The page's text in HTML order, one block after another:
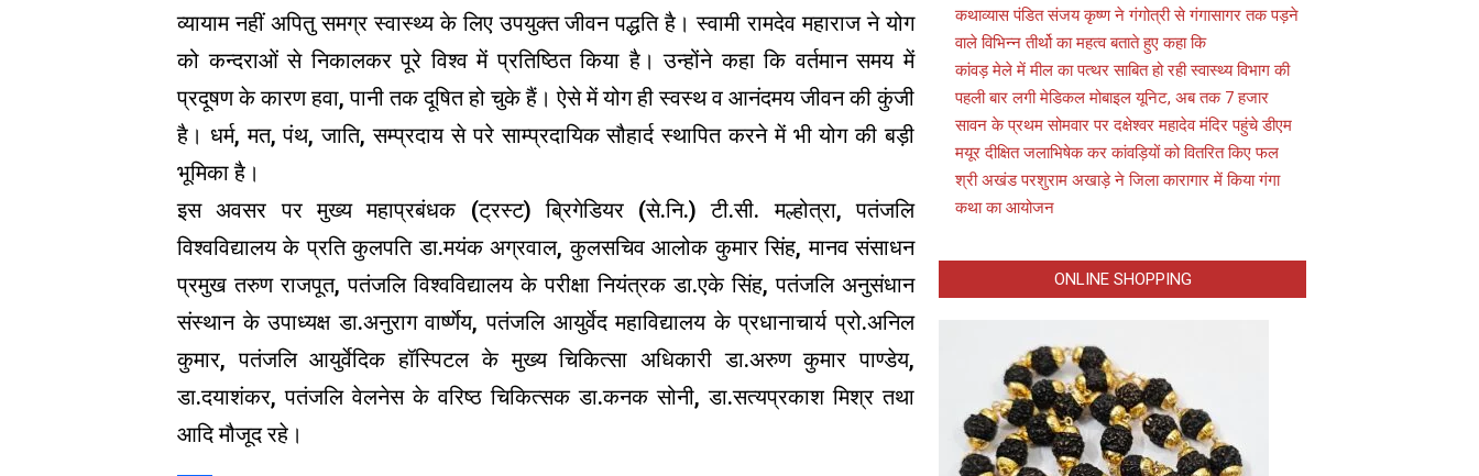
व्यायाम नहीं अपितु समग्र स्वास्थ्य के लिए उपयुक्त जीवन पद्धति है। स्वामी रामदेव महाराज ने योग
को कन्दराओं से निकालकर पूरे विश्व में प्रतिष्ठित किया है। उन्होंने कहा कि वर्तमान समय में
प्रदूषण के कारण हवा, पानी तक दूषित हो चुके हैं। ऐसे में योग ही स्वस्थ व आनंदमय जीवन की कुंजी
है। धर्म, मत, पंथ, जाति, सम्प्रदाय से परे साम्प्रदायिक सौहार्द स्थापित करने में भी योग की बड़ी
भूमिका है।
इस अवसर पर मुख्य महाप्रबंधक (ट्रस्ट) ब्रिगेडियर (से.नि.) टी.सी. मल्होत्रा, पतंजलि
विश्वविद्यालय के प्रति कुलपति डा.मयंक अग्रवाल, कुलसचिव आलोक कुमार सिंह, मानव संसाधन
प्रमुख तरुण राजपूत, पतंजलि विश्वविद्यालय के परीक्षा नियंत्रक डा.एके सिंह, पतंजलि अनुसंधान
संस्थान के उपाध्यक्ष डा.अनुराग वार्ष्णेय, पतंजलि आयुर्वेद महाविद्यालय के प्रधानाचार्य प्रो.अनिल
कुमार, पतंजलि आयुर्वेदिक हॉस्पिटल के मुख्य चिकित्सा अधिकारी डा.अरुण कुमार पाण्डेय,
डा.दयाशंकर, पतंजलि वेलनेस के वरिष्ठ चिकित्सक डा.कनक सोनी, डा.सत्यप्रकाश मिश्र तथा
आदि मौजूद रहे।
कथाव्यास पंडित संजय कृष्ण ने गंगोत्री से गंगासागर तक पड़ने
वाले विभिन्न तीर्थो का महत्व बताते हुए कहा कि
कांवड़ मेले में मील का पत्थर साबित हो रही स्वास्थ्य विभाग की
पहली बार लगी मेडिकल मोबाइल यूनिट, अब तक 7 हजार
सावन के प्रथम सोमवार पर दक्षेश्वर महादेव मंदिर पहुंचे डीएम
मयूर दीक्षित जलाभिषेक कर कांवड़ियों को वितरित किए फल
श्री अखंड परशुराम अखाड़े ने जिला कारागार में किया गंगा
कथा का आयोजन
ONLINE SHOPPING